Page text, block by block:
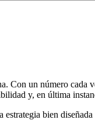
Con un número cada
y, en última
bien